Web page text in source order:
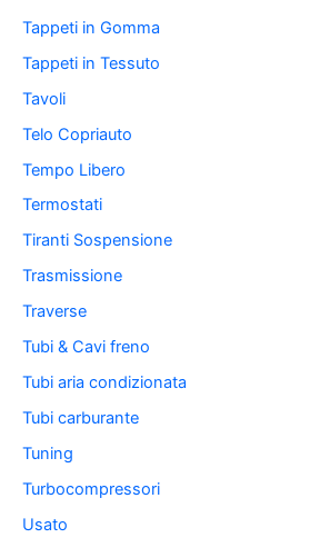
Tappeti in Gomma
Tappeti in Tessuto
Tavoli
Telo Copriauto
Tempo Libero
Termostati
Tiranti Sospensione
Trasmissione
Traverse
Tubi & Cavi freno
Tubi aria condizionata
Tubi carburante
Tuning
Turbocompressori
Usato